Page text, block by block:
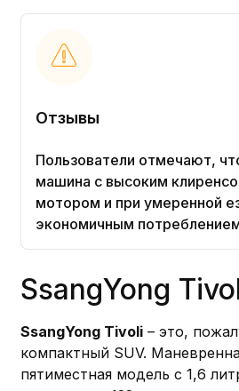
Отзывы
Пользователи отмечают,
машина с высоким
мотором и при умеренной
экономичным
SsangYong
SsangYong Tivoli – это,
компактный SUV.
пятиместная модель с 1,6